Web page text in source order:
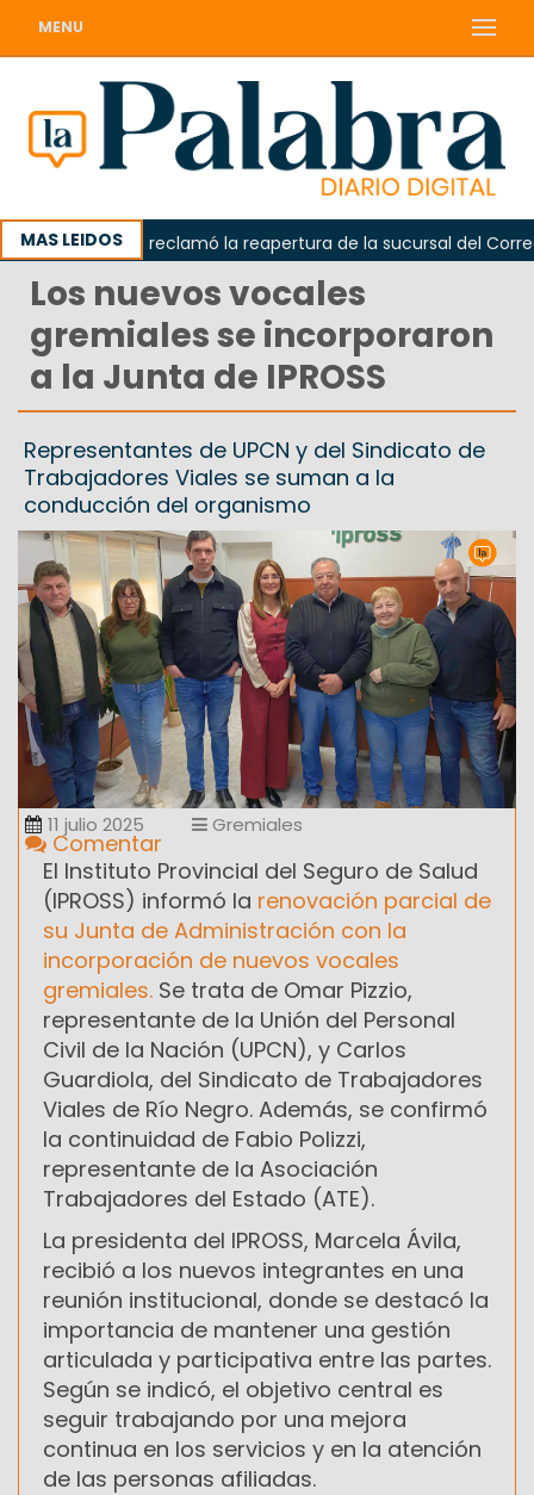
MENU
MAS LEIDOS
Odarda reclamó la reapertura de la sucursal del Correo
Los nuevos vocales
gremiales se incorporaron
a la Junta de IPROSS
Representantes de UPCN y del Sindicato de
Trabajadores Viales se suman a la
conducción del organismo
11 julio 2025 Gremiales
Comentar
El Instituto Provincial del Seguro de Salud
(IPROSS) informó la renovación parcial de
su Junta de Administración con la
incorporación de nuevos vocales
gremiales. Se trata de Omar Pizzio,
representante de la Unión del Personal
Civil de la Nación (UPCN), y Carlos
Guardiola, del Sindicato de Trabajadores
Viales de Río Negro. Además, se confirmó
la continuidad de Fabio Polizzi,
representante de la Asociación
Trabajadores del Estado (ATE).
La presidenta del IPROSS, Marcela Ávila,
recibió a los nuevos integrantes en una
reunión institucional, donde se destacó la
importancia de mantener una gestión
articulada y participativa entre las partes.
Según se indicó, el objetivo central es
seguir trabajando por una mejora
continua en los servicios y en la atención
de las personas afiliadas.